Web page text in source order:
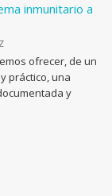
inmunitario a
ofrecer, de un
práctico, una
y